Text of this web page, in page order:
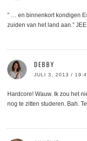
” … en binnenkort kondigen
zuiden van het land aan.”
DEBBY
JULI 3, 2013 /
Hardcore! Wauw. Ik zou het
nog te zitten studeren. Bah.